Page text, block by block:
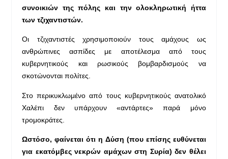
συνοικιών της πόλης και την ολοκληρωτική ήττα
των τζιχαντιστών.
Οι τζιχαντιστές χρησιμοποιούν τους αμάχους ως
ανθρώπινες ασπίδες με αποτέλεσμα από τους
κυβερνητικούς και ρωσικούς βομβαρδισμούς να
σκοτώνονται πολίτες.
Στο περικυκλωμένο από τους κυβερνητικούς ανατολικό
Χαλέπι δεν υπάρχουν «αντάρτες» παρά μόνο
τρομοκράτες.
Ωστόσο, φαίνεται ότι η Δύση (που επίσης ευθύνεται
για εκατόμβες νεκρών αμάχων στη Συρία) δεν θέλει